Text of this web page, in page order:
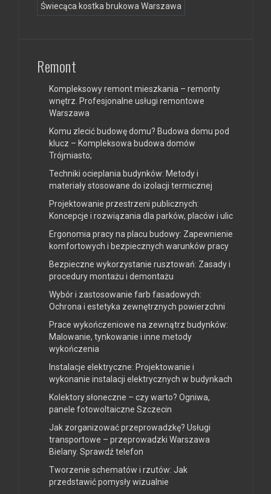
Świecąca kostka brukowa Warszawa
Remont
Kompleksowy remont mieszkania – remonty
wnętrz. Profesjonalne usługi remontowe
Warszawa
Komu zlecić budowę domu? Budowa domu pod
klucz – Kompleksowa budowa domów
Trójmiasto;
Techniki ocieplania budynków: Metody i
materiały stosowane do izolacji termicznej
Projektowanie przestrzeni publicznych:
Koncepcje i rozwiązania dla parków, placów i ulic
Ergonomia pracy na placu budowy: Zapewnienie
komfortowych i bezpiecznych warunków pracy
Bezpieczne wykorzystanie rusztowań: Zasady i
procedury montażu i demontażu
Wybór i zastosowanie farb fasadowych:
Ochrona i estetyka zewnętrznych powierzchni
Prace wykończeniowe na zewnątrz budynków:
Malowanie, tynkowanie i inne metody
wykończenia
Instalacje elektryczne: Projektowanie i
wykonanie instalacji elektrycznych w budynkach
Kolektory słoneczne – czy warto? Ogniwa,
panele fotowoltaiczne Szczecin
Jak zorganizować przeprowadzkę? Usługi
transportowe – przeprowadzki Warszawa
Bielany. Sprawdź telefon
Tworzenie schematów i rzutów: Jak
przedstawić pomysły wizualnie